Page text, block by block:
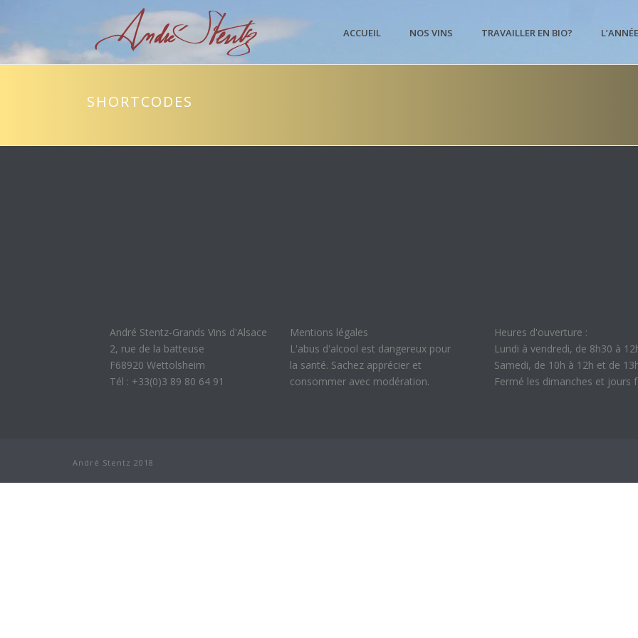
ACCUEIL NOS VINS TRAVAILLER EN BIO?
SHORTCODES
André Stentz-Grands Vins d'Alsace
2, rue de la batteuse
F68920 Wettolsheim
Tél : +33(0)3 89 80 64 91
Mentions légales
L'abus d'alcool est dangereux pour
la santé. Sachez apprécier et
consommer avec modération.
Heures d'ouverture :
Lundi à vendredi, de 8h30 à
Samedi, de 10h à 12h et de
Fermé les dimanches et jours
André Stentz 2018